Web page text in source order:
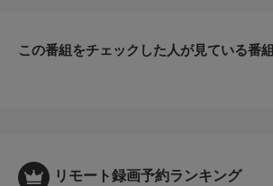
この番組をチェックした人が見ている番組
リモート録画予約ランキング